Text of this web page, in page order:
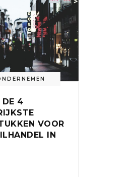
DE 4
VOOR
IN